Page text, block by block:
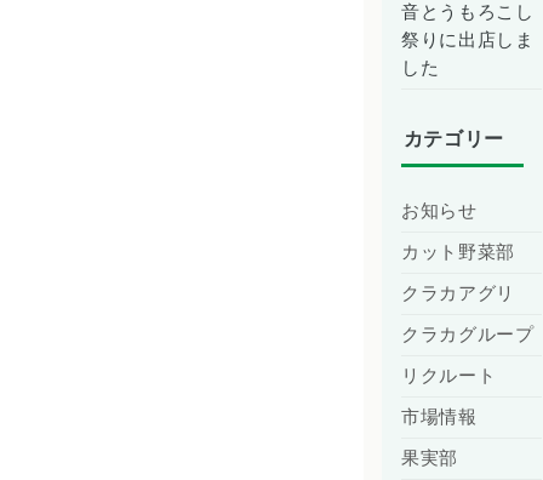
音とうもろこし
祭りに出店しま
した
カテゴリー
お知らせ
カット野菜部
クラカアグリ
クラカグループ
リクルート
市場情報
果実部